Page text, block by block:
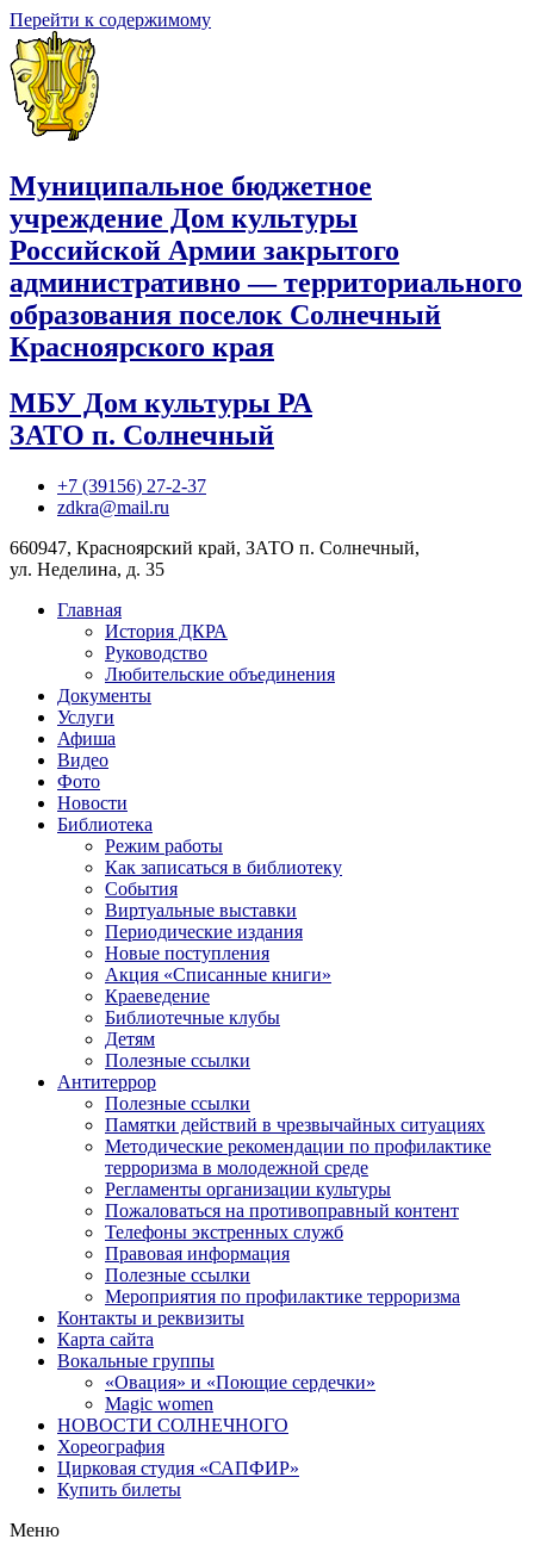
Перейти к содержимому
Муниципальное бюджетное
учреждение Дом культуры
Российской Армии закрытого
административно — территориального
образования поселок Солнечный
Красноярского края
МБУ Дом культуры РА
ЗАТО п. Солнечный
+7 (39156) 27-2-37
zdkra@mail.ru
660947, Красноярский край, ЗАТО п. Солнечный,
ул. Неделина, д. 35
Главная
История ДКРА
Руководство
Любительские объединения
Документы
Услуги
Афиша
Видео
Фото
Новости
Библиотека
Режим работы
Как записаться в библиотеку
События
Виртуальные выставки
Периодические издания
Новые поступления
Акция «Списанные книги»
Краеведение
Библиотечные клубы
Детям
Полезные ссылки
Антитеррор
Полезные ссылки
Памятки действий в чрезвычайных ситуациях
Методические рекомендации по профилактике
терроризма в молодежной среде
Регламенты организации культуры
Пожаловаться на противоправный контент
Телефоны экстренных служб
Правовая информация
Полезные ссылки
Мероприятия по профилактике терроризма
Контакты и реквизиты
Карта сайта
Вокальные группы
«Овация» и «Поющие сердечки»
Magic women
НОВОСТИ СОЛНЕЧНОГО
Хореография
Цирковая студия «САПФИР»
Купить билеты
Меню